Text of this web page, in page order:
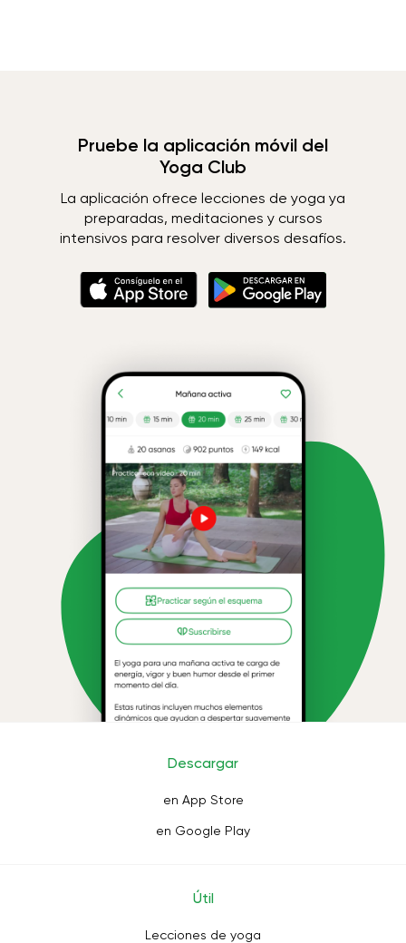
Pruebe la aplicación móvil del
Yoga Club
La aplicación ofrece lecciones de yoga ya
preparadas, meditaciones y cursos
intensivos para resolver diversos desafíos.
Descargar
en App Store
en Google Play
Útil
Lecciones de yoga